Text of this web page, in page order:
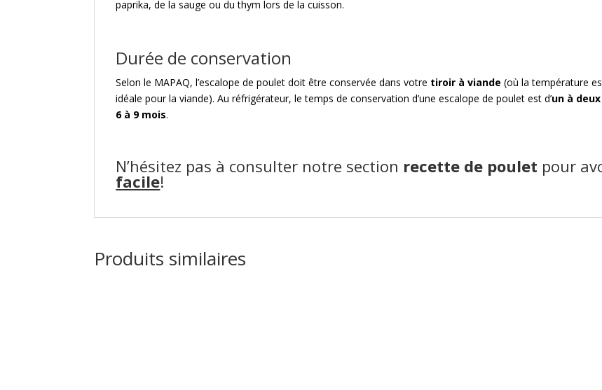
paprika, de la sauge ou du thym lors de la cuisson.
Durée de conservation
Selon le MAPAQ, l’escalope de poulet doit être conservée dans votre tiroir à viande (où la température
idéale pour la viande). Au réfrigérateur, le temps de conservation d’une escalope de poulet est d’un à
6 à 9 mois.
N’hésitez pas à consulter notre section recette de poulet pour
facile!
Produits similaires